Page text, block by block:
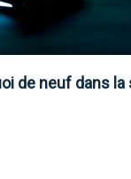
de neuf dans